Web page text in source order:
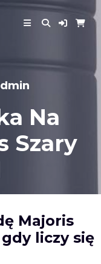
Na
Szary
Majoris
liczy się